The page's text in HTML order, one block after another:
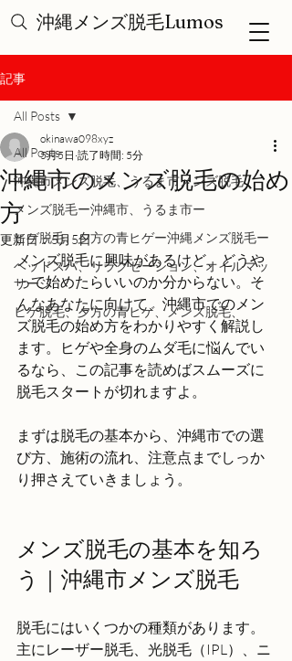
沖縄メンズ脱毛Lumos
記事
All Posts
沖縄市メンズ脱毛、うるま市メンズ脱毛
メンズ脱毛ー沖縄市、うるま市ー
ヒゲ脱毛、夕方の青ヒゲー沖縄メンズ脱毛ー
ヘッドスパ、リラクゼーション、オイルマッ
サージ
ヒゲ脱毛、夕方の青ヒゲ、メンズ脱毛、
All Posts
沖縄市のメンズ脱毛の始め
方
okinawa098xyz
5月5日 読了時間: 5分
更新日：5月5日
メンズ脱毛に興味があるけど、どうや
って始めたらいいのか分からない。そ
んなあなたに向けて、沖縄市でのメン
ズ脱毛の始め方をわかりやすく解説し
ます。ヒゲや全身のムダ毛に悩んでい
るなら、この記事を読めばスムーズに
脱毛スタートが切れますよ。
まずは脱毛の基本から、沖縄市での選
び方、施術の流れ、注意点までしっか
り押さえていきましょう。
メンズ脱毛の基本を知ろ
う｜沖縄市メンズ脱毛
脱毛にはいくつかの種類があります。
主にレーザー脱毛、光脱毛（IPL）、ニ